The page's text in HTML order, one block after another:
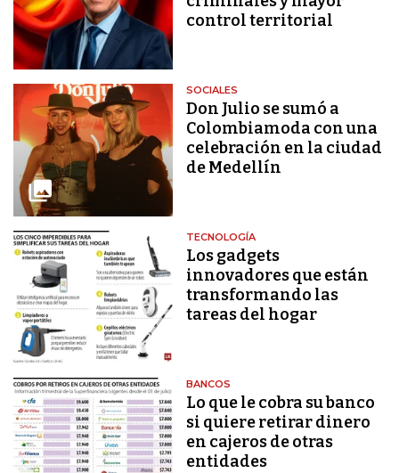
control territorial
SOCIALES
Don Julio se sumó a
Colombiamoda con una
celebración en la ciudad
de Medellín
TECNOLOGÍA
Los gadgets
innovadores que están
transformando las
tareas del hogar
BANCOS
Lo que le cobra su banco
si quiere retirar dinero
en cajeros de otras
entidades